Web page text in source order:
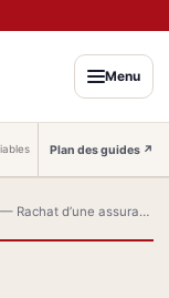
Menu
Plan des guides ↗
d’une assurance-vie